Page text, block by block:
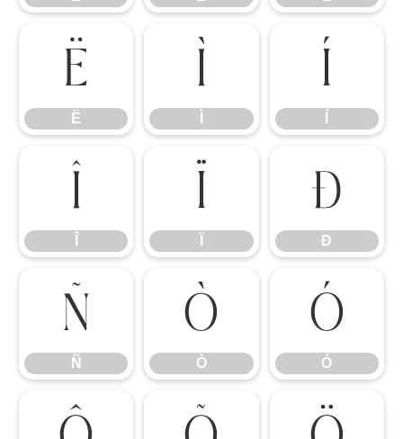
Ë
Ë Ì Í
Î Ï Ð
Ð
Ñ
Ñ Ò
Ò Ó
Ó